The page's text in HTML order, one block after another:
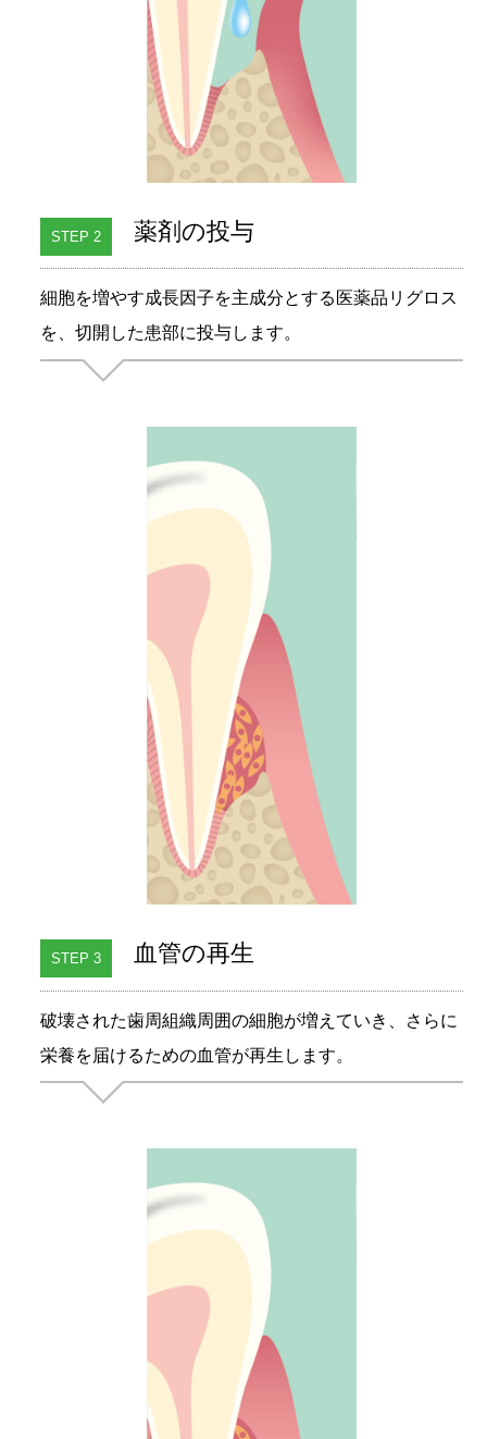
STEP 2 薬剤の投与
細胞を増やす成長因子を主成分とする医薬品リグロス
を、切開した患部に投与します。
STEP 3 血管の再生
破壊された歯周組織周囲の細胞が増えていき、さらに
栄養を届けるための血管が再生します。